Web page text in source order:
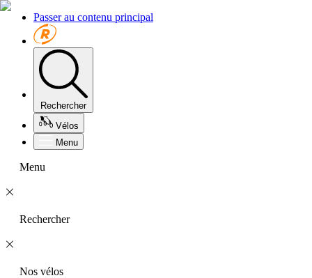
Passer au contenu principal
Rechercher
Vélos
Menu
Menu
Rechercher
Nos vélos